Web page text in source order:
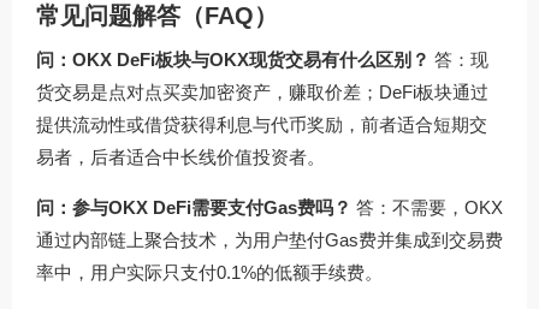
常见问题解答（FAQ）
问：OKX DeFi板块与OKX现货交易有什么区别？ 答：现
货交易是点对点买卖加密资产，赚取价差；DeFi板块通过
提供流动性或借贷获得利息与代币奖励，前者适合短期交
易者，后者适合中长线价值投资者。
问：参与OKX DeFi需要支付Gas费吗？ 答：不需要，OKX
通过内部链上聚合技术，为用户垫付Gas费并集成到交易费
率中，用户实际只支付0.1%的低额手续费。